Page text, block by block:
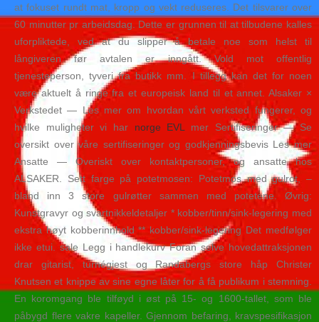
at fokuset rundt mat, kropp og vekt reduseres. Det tilsvarer over
60 minutter pr arbeidsdag. Dette er grunnen til at tilbudene kalles
uforpliktede, ved at du slipper å betale noe som helst til
långiveren før avtalen er inngått. Vold mot offentlig
tjenesteperson, tyveri fra butikk mm. I tillegg kan det for noen
være aktuelt å ringe fra et europeisk land til et annet. Alsaker ×
Verkstedet — Les mer om hvordan vårt verksted fungerer, og
hvilke muligheter vi har norge EVL
mer Sertifiseringer — Se
oversikt over våre sertifiseringer og godkjenningsbevis Les mer
Ansatte — Overiskt over kontaktpersoner, og ansatte hos
ALSAKER. Sett farge på potetmosen: Potetmos med gulrot, –
bland inn 3 store gulrøtter sammen med potetene. Øvrig:
Kunstgravyr og svartnikkeldetaljer * kobber/tinn/sink-legering med
ekstra høyt kobberinnhold ** kobber/sink-legering Det medfølger
ikke etui. sale Legg i handlekurv Foran selve hovedattraksjonen
drar gitarist, turnégjest og Randabergs store håp Christer
Knutsen et knippe av sine egne låter for å få publikum i stemning.
En korom­gang ble tilføyd i øst på 15- og 1600-tallet, som ble
påbygd flere vakre kapeller. Gjennom befaring, kravspesifikasjon